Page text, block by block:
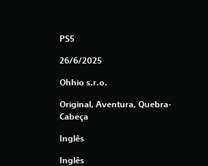
s
PS5
26/6/2025
Ohhio s.r.o.
Original, Aventura, Quebra-
Cabeça
Inglês
Inglês